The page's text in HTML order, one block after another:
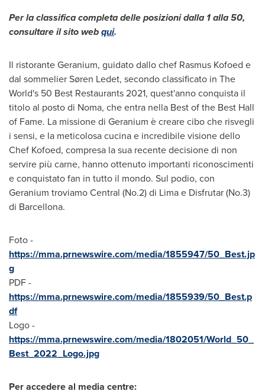
Per laclassifica completa delle posizioni dalla 1 alla 50,
consultare il sito webqui.
Il ristorante Geranium, guidato dallo chef Rasmus Kofoed e
dal sommelier Søren Ledet, secondo classificato in The
World's 50 Best Restaurants 2021, quest'anno conquista il
titolo al posto di Noma, che entra nella Best of the Best Hall
of Fame. La missione di Geranium è creare cibo che risvegli
i sensi, e la meticolosa cucina e incredibile visione dello
Chef Kofoed, compresa la sua recente decisione di non
servire più carne, hanno ottenuto importanti riconoscimenti
e conquistato fan in tutto il mondo. Sul podio, con
Geranium troviamo Central (No.2) di Limae Disfrutar (No.3)
di Barcellona.
Foto -
https://mma.prnewswire.com/media/1855947/50_Best.jp
g
PDF -
https://mma.prnewswire.com/media/1855939/50_Best.p
df
Logo -
https://mma.prnewswire.com/media/1802051/World_50_
Best_2022_Logo.jpg
Per accedere al media centre: